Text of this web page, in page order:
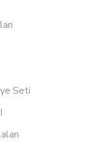
Seti